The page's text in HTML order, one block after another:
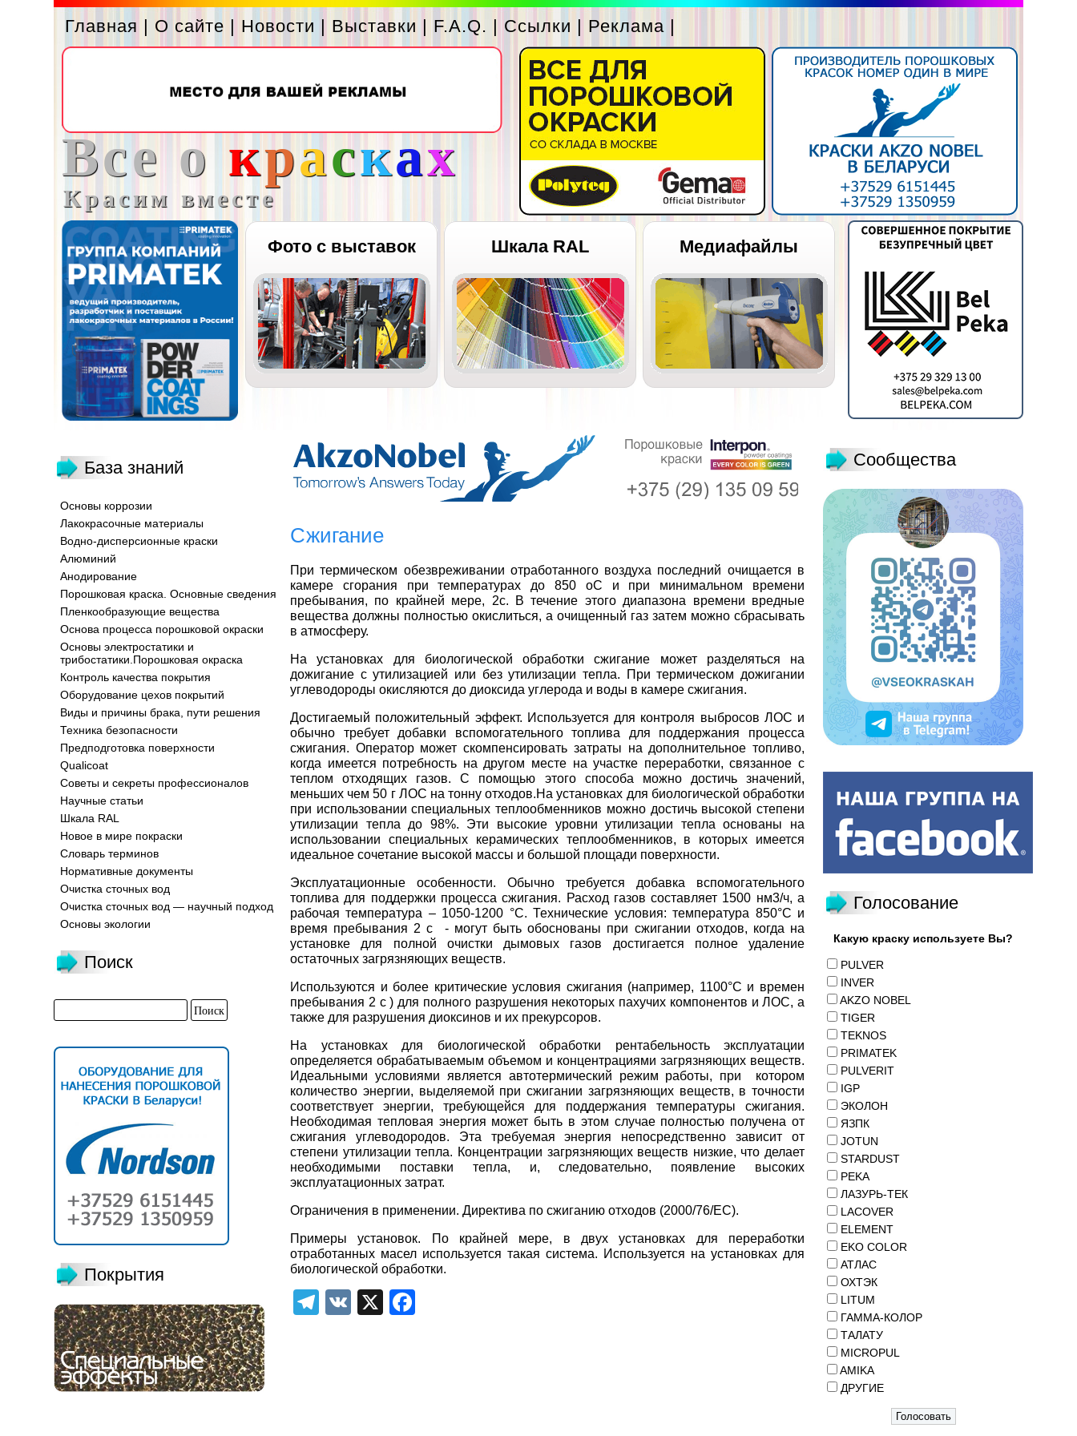
Главная | О сайте | Новости | Выставки | F.A.Q. | Ссылки | Реклама |
Все о красках
Красим вместе
Фото с выставок Шкала RAL Медиафайлы
База знаний
Основы коррозии
Лакокрасочные материалы
Водно-дисперсионные краски
Алюминий
Анодирование
Порошковая краска. Основные сведения
Пленкообразующие вещества
Основа процесса порошковой окраски
Основы электростатики и
трибостатики.Порошковая окраска
Контроль качества покрытия
Оборудование цехов покрытий
Виды и причины брака, пути решения
Техника безопасности
Предподготовка поверхности
Qualicoat
Советы и секреты профессионалов
Научные статьи
Шкала RAL
Новое в мире покраски
Словарь терминов
Нормативные документы
Очистка сточных вод
Очистка сточных вод — научный подход
Основы экологии
Поиск
Покрытия
Сжигание
При термическом обезвреживании отработанного воздуха последний очищается в
камере сгорания при температурах до 850 оС и при минимальном времени
пребывания, по крайней мере, 2с. В течение этого диапазона времени вредные
вещества должны полностью окислиться, а очищенный газ затем можно сбрасывать
в атмосферу.
На установках для биологической обработки сжигание может разделяться на
дожигание с утилизацией или без утилизации тепла. При термическом дожигании
углеводороды окисляются до диоксида углерода и воды в камере сжигания.
Достигаемый положительный эффект. Используется для контроля выбросов ЛОС и
обычно требует добавки вспомогательного топлива для поддержания процесса
сжигания. Оператор может скомпенсировать затраты на дополнительное топливо,
когда имеется потребность на другом месте на участке переработки, связанное с
теплом отходящих газов. С помощью этого способа можно достичь значений,
меньших чем 50 г ЛОС на тонну отходов.На установках для биологической обработки
при использовании специальных теплообменников можно достичь высокой степени
утилизации тепла до 98%. Эти высокие уровни утилизации тепла основаны на
использовании специальных керамических теплообменников, в которых имеется
идеальное сочетание высокой массы и большой площади поверхности.
Эксплуатационные особенности. Обычно требуется добавка вспомогательного
топлива для поддержки процесса сжигания. Расход газов составляет 1500 нм3/ч, а
рабочая температура – 1050-1200 °С. Технические условия: температура 850°С и
время пребывания 2 с - могут быть обоснованы при сжигании отходов, когда на
установке для полной очистки дымовых газов достигается полное удаление
остаточных загрязняющих веществ.
Используются и более критические условия сжигания (например, 1100°С и времен
пребывания 2 с ) для полного разрушения некоторых пахучих компонентов и ЛОС, а
также для разрушения диоксинов и их прекурсоров.
На установках для биологической обработки рентабельность эксплуатации
определяется обрабатываемым объемом и концентрациями загрязняющих веществ.
Идеальными условиями является автотермический режим работы, при котором
количество энергии, выделяемой при сжигании загрязняющих веществ, в точности
соответствует энергии, требующейся для поддержания температуры сжигания.
Необходимая тепловая энергия может быть в этом случае полностью получена от
сжигания углеводородов. Эта требуемая энергия непосредственно зависит от
степени утилизации тепла. Концентрации загрязняющих веществ низкие, что делает
необходимыми поставки тепла, и, следовательно, появление высоких
эксплуатационных затрат.
Ограничения в применении. Директива по сжиганию отходов (2000/76/EC).
Примеры установок. По крайней мере, в двух установках для переработки
отработанных масел используется такая система. Используется на установках для
биологической обработки.
Telegram
VK X
Сообщества
Голосование
Какую краску используете Вы?
PULVER
INVER
AKZO NOBEL
TIGER
TEKNOS
PRIMATEK
PULVERIT
IGP
ЭКОЛОН
ЯЗПК
JOTUN
STARDUST
PEKA
ЛАЗУРЬ-ТЕК
LACOVER
ELEMENT
EKO COLOR
АТЛАС
ОХТЭК
LITUM
ГАММА-КОЛОР
ТАЛАТУ
MICROPUL
AMIKA
ДРУГИЕ